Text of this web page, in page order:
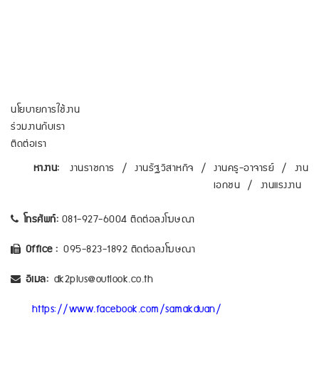
นโยบายการใช้งาน
ร่วมงานกับเรา
ติดต่อเรา
หางาน:
งานราชการ / งานรัฐวิสาหกิจ / งานครู-อาจารย์ / งาน
เอกชน / งานแรงงาน
โทรศัพท์: 081-927-6004 ติดต่อลงโฆษณา
Office : 095-823-1892 ติดต่อลงโฆษณา
อีเมล: dk2plus@outlook.co.th
https://www.facebook.com/samakduan/